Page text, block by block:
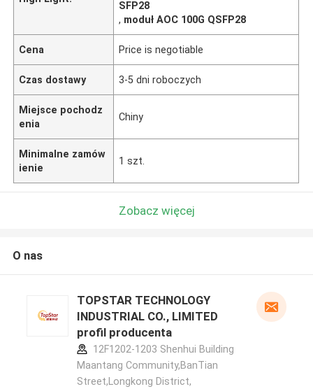
SFP28
, moduł AOC 100G QSFP28
Cena Price is negotiable
Czas dostawy 3-5 dni roboczych
Miejsce pochodz
enia
Chiny
Minimalne zamów
ienie
1 szt.
Zobacz więcej
O nas
TOPSTAR TECHNOLOGY
INDUSTRIAL CO., LIMITED
profil producenta
12F1202-1203 Shenhui Building
Maantang Community,BanTian
Street,Longkong District,